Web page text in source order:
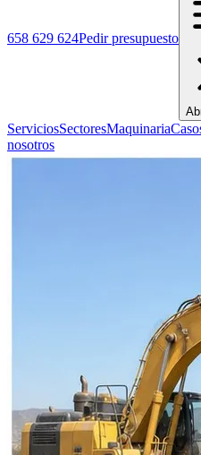
658 629 624Pedir presupuesto
ServiciosSectoresMaquinaria
nosotros